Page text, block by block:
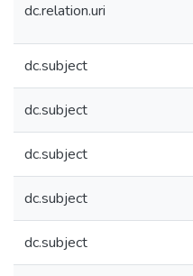
dc.relation.uri
dc.subject
dc.subject
dc.subject
dc.subject
dc.subject